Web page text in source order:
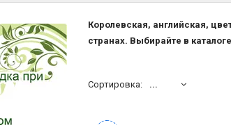
Королевская, английская,
странах. Выбирайте в
Сортировка: ...